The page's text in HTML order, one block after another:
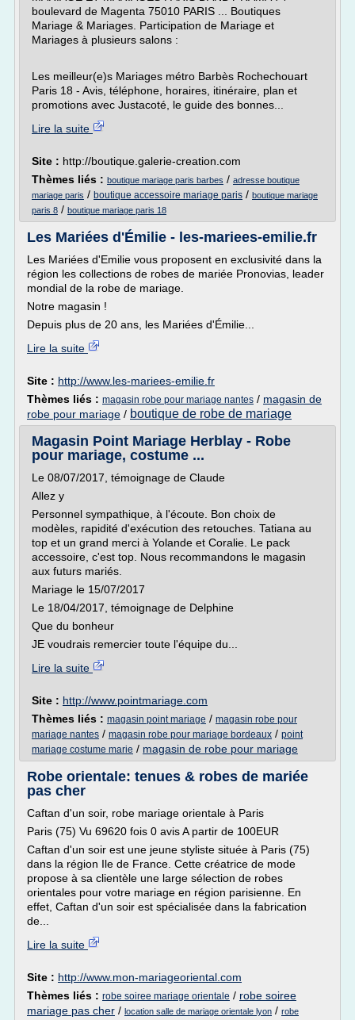
boulevard de Magenta 75010 PARIS ... Boutiques
Mariage & Mariages. Participation de Mariage et
Mariages à plusieurs salons :
Les meilleur(e)s Mariages métro Barbès Rochechouart
Paris 18 - Avis, téléphone, horaires, itinéraire, plan et
promotions avec Justacoté, le guide des bonnes...
Lire la suite
Site : http://boutique.galerie-creation.com
Thèmes liés : boutique mariage paris barbes / adresse boutique
mariage paris / boutique accessoire mariage paris / boutique mariage
paris 8 / boutique mariage paris 18
Les Mariées d'Émilie - les-mariees-emilie.fr
Les Mariées d'Emilie vous proposent en exclusivité dans la
région les collections de robes de mariée Pronovias, leader
mondial de la robe de mariage.
Notre magasin !
Depuis plus de 20 ans, les Mariées d'Émilie...
Lire la suite
Site : http://www.les-mariees-emilie.fr
Thèmes liés : magasin robe pour mariage nantes / magasin de
robe pour mariage / boutique de robe de mariage
Magasin Point Mariage Herblay - Robe
pour mariage, costume ...
Le 08/07/2017, témoignage de Claude
Allez y
Personnel sympathique, à l'écoute. Bon choix de
modèles, rapidité d'exécution des retouches. Tatiana au
top et un grand merci à Yolande et Coralie. Le pack
accessoire, c'est top. Nous recommandons le magasin
aux futurs mariés.
Mariage le 15/07/2017
Le 18/04/2017, témoignage de Delphine
Que du bonheur
JE voudrais remercier toute l'équipe du...
Lire la suite
Site : http://www.pointmariage.com
Thèmes liés : magasin point mariage / magasin robe pour
mariage nantes / magasin robe pour mariage bordeaux / point
mariage costume marie / magasin de robe pour mariage
Robe orientale: tenues & robes de mariée
pas cher
Caftan d'un soir, robe mariage orientale à Paris
Paris (75) Vu 69620 fois 0 avis A partir de 100EUR
Caftan d'un soir est une jeune styliste située à Paris (75)
dans la région Ile de France. Cette créatrice de mode
propose à sa clientèle une large sélection de robes
orientales pour votre mariage en région parisienne. En
effet, Caftan d'un soir est spécialisée dans la fabrication
de...
Lire la suite
Site : http://www.mon-mariageoriental.com
Thèmes liés : robe soiree mariage orientale / robe soiree
mariage pas cher / location salle de mariage orientale lyon / robe